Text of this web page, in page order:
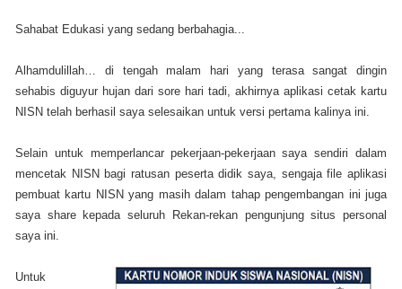
Sahabat Edukasi yang sedang berbahagia...
Alhamdulillah… di tengah malam hari yang terasa sangat dingin
sehabis diguyur hujan dari sore hari tadi, akhirnya aplikasi cetak kartu
NISN telah berhasil saya selesaikan untuk versi pertama kalinya ini.
Selain untuk memperlancar pekerjaan-pekerjaan saya sendiri dalam
mencetak NISN bagi ratusan peserta didik saya, sengaja file aplikasi
pembuat kartu NISN yang masih dalam tahap pengembangan ini juga
saya share kepada seluruh Rekan-rekan pengunjung situs personal
saya ini.
Untuk